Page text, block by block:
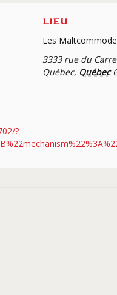
?
LIEU
Les
3333 rue du
Québec, Québec